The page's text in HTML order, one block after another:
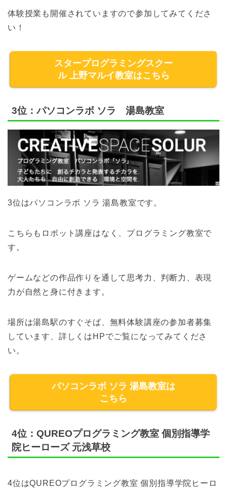
体験授業も開催されていますので参加してみてくださ
い！
スタープログラミングスクー
ル 上野マルイ教室はこちら
3位：パソコンラボ ソラ 湯島教室
3位はパソコンラボ ソラ 湯島教室です。
こちらもロボット講座はなく、プログラミング教室で
す。
ゲームなどの作品作りを通して思考力、判断力、表現
力が自然と身に付きます。
場所は湯島駅のすぐそば、無料体験講座の参加者募集
しています、詳しくはHPでご覧になってみてくださ
い。
パソコンラボ ソラ 湯島教室は
こちら
4位：QUREOプログラミング教室 個別指導学
院ヒーローズ 元浅草校
4位はQUREOプログラミング教室 個別指導学院ヒーロ